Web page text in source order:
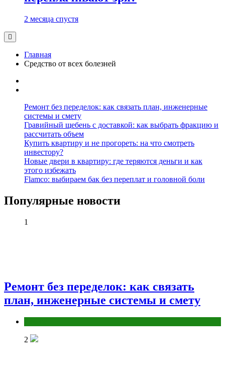
2 месяца спустя
Главная
Средство от всех болезней
Ремонт без переделок: как связать план, инженерные
системы и смету
Гравийный щебень с доставкой: как выбрать фракцию и
рассчитать объем
Купить квартиру и не прогореть: на что смотреть
инвестору?
Новые двери в квартиру: где теряются деньги и как
этого избежать
Flamco: выбираем бак без переплат и головной боли
Популярные новости
1
Ремонт без переделок: как связать
план, инженерные системы и смету
2